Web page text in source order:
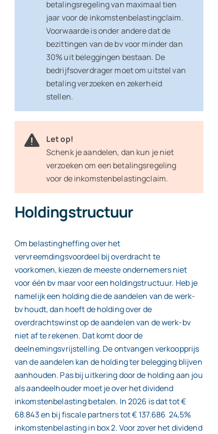
betalingsregeling van maximaal tien
jaar voor de inkomstenbelastingclaim.
Voorwaarde is onder andere dat de
bezittingen van de bv voor minder dan
30% uit beleggingen bestaan. De
bedrijfsoverdrager moet om uitstel van
betaling verzoeken en zekerheid
stellen.
Let op!
Schenk je aandelen, dan kun je niet
verzoeken om een betalingsregeling
voor de inkomstenbelastingclaim.
Holdingstructuur
Om belastingheffing over het
vervreemdingsvoordeel bij overdracht te
voorkomen, kiezen de meeste ondernemers niet
voor één bv maar voor een holdingstructuur. Heb je
namelijk een holding die de aandelen van de werk-
bv houdt, dan hoeft de holding over de
overdrachtswinst op de aandelen van de werk-bv
niet af te rekenen. Dat komt door de
deelnemingsvrijstelling. De ontvangen verkoopprijs
van de aandelen kan de holding ter belegging blijven
aanhouden. Pas bij uitkering door de holding aan jou
als aandeelhouder moet je over het dividend
inkomstenbelasting betalen. In 2026 is dat tot €
68.843 en bij fiscale partners tot € 137.686 24,5%
inkomstenbelasting in box 2. Voor zover het dividend